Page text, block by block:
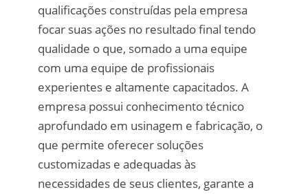
qualificações construídas pela empresa
focar suas ações no resultado final tendo
qualidade o que, somado a uma equipe
com uma equipe de profissionais
experientes e altamente capacitados. A
empresa possui conhecimento técnico
aprofundado em usinagem e fabricação, o
que permite oferecer soluções
customizadas e adequadas às
necessidades de seus clientes, garante a